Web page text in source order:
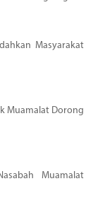
Masyarakat
Muamalat Dorong
Muamalat